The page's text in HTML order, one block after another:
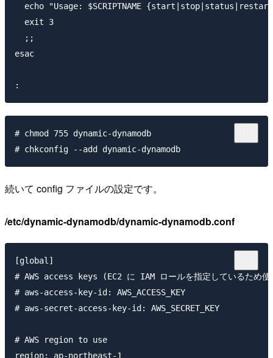
echo "Usage: $SCRIPTNAME
  exit 3
  ;;
esac
# chmod 755 dynamic-dynamodb
続いて config ファイルの設定です。
/etc/dynamic-dynamodb/dynamic-dynamodb.conf
[global]
# AWS access keys (EC2 に IAM ロールを指定しているため使
# aws-access-key-id: AWS_ACCESS_KEY
# aws-secret-access-key-id: AWS_SECRET_KEY
# AWS region to use
region: ap-northeast-1